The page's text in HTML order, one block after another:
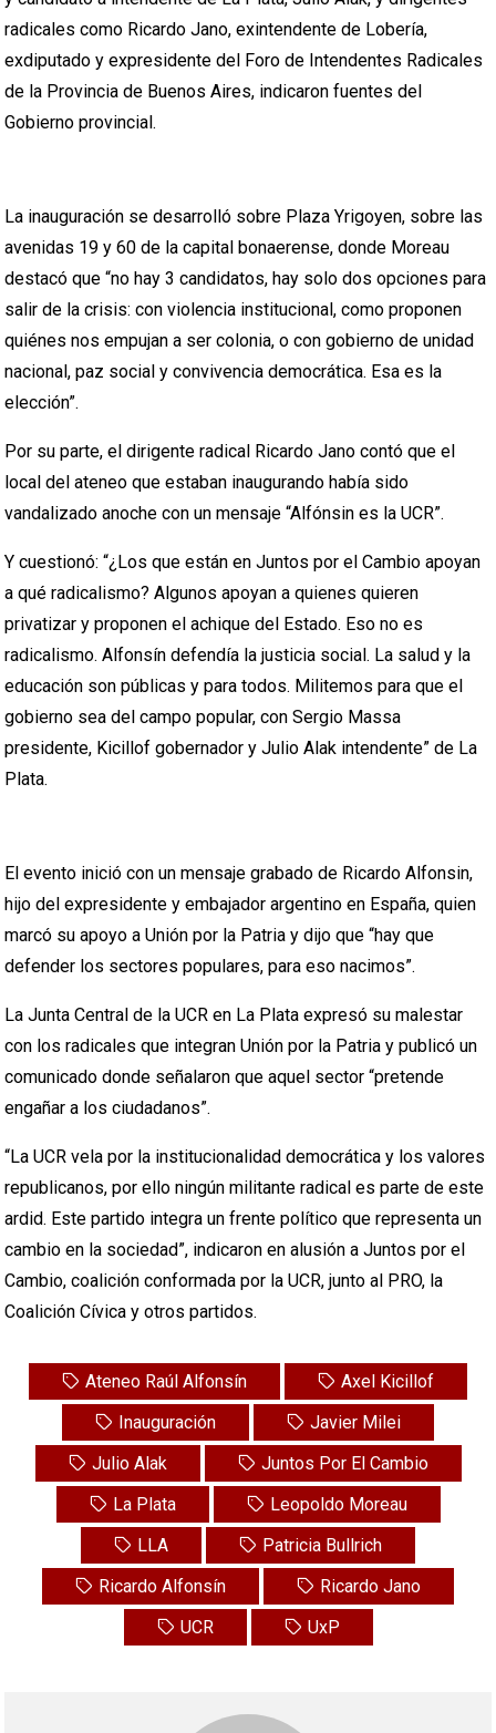
radicales como Ricardo Jano, exintendente de Lobería,
exdiputado y expresidente del Foro de Intendentes Radicales
de la Provincia de Buenos Aires, indicaron fuentes del
Gobierno provincial.
La inauguración se desarrolló sobre Plaza Yrigoyen, sobre las
avenidas 19 y 60 de la capital bonaerense, donde Moreau
destacó que “no hay 3 candidatos, hay solo dos opciones para
salir de la crisis: con violencia institucional, como proponen
quiénes nos empujan a ser colonia, o con gobierno de unidad
nacional, paz social y convivencia democrática. Esa es la
elección”.
Por su parte, el dirigente radical Ricardo Jano contó que el
local del ateneo que estaban inaugurando había sido
vandalizado anoche con un mensaje “Alfónsin es la UCR”.
Y cuestionó: “¿Los que están en Juntos por el Cambio apoyan
a qué radicalismo? Algunos apoyan a quienes quieren
privatizar y proponen el achique del Estado. Eso no es
radicalismo. Alfonsín defendía la justicia social. La salud y la
educación son públicas y para todos. Militemos para que el
gobierno sea del campo popular, con Sergio Massa
presidente, Kicillof gobernador y Julio Alak intendente” de La
Plata.
El evento inició con un mensaje grabado de Ricardo Alfonsin,
hijo del expresidente y embajador argentino en España, quien
marcó su apoyo a Unión por la Patria y dijo que “hay que
defender los sectores populares, para eso nacimos”.
La Junta Central de la UCR en La Plata expresó su malestar
con los radicales que integran Unión por la Patria y publicó un
comunicado donde señalaron que aquel sector “pretende
engañar a los ciudadanos”.
“La UCR vela por la institucionalidad democrática y los valores
republicanos, por ello ningún militante radical es parte de este
ardid. Este partido integra un frente político que representa un
cambio en la sociedad”, indicaron en alusión a Juntos por el
Cambio, coalición conformada por la UCR, junto al PRO, la
Coalición Cívica y otros partidos.
Ateneo Raúl Alfonsín
Axel Kicillof
Inauguración
Javier Milei
Julio Alak
Juntos Por El Cambio
La Plata
Leopoldo Moreau
LLA
Patricia Bullrich
Ricardo Alfonsín
Ricardo Jano
UCR
UxP